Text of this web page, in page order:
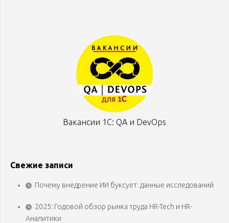
Вакансии 1С: QA и DevOps
Свежие записи
Почему внедрение ИИ буксует: данные исследований
2025: Годовой обзор рынка труда HR-Tech и HR-
Аналитики